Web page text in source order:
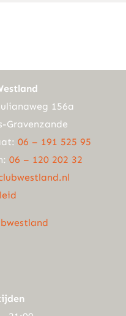
156a
Gravenzande
06 – 191 525 95
06 – 120 202 32